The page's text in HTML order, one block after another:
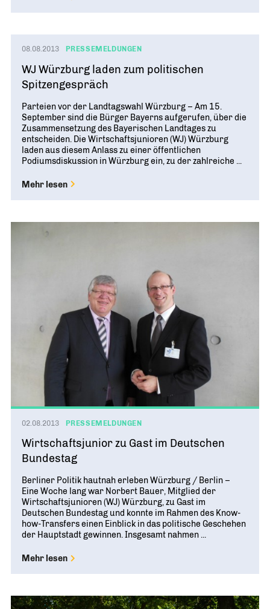
08.08.2013 PRESSEMELDUNGEN
WJ Würzburg laden zum politischen
Spitzengespräch
Parteien vor der Landtagswahl Würzburg – Am 15.
September sind die Bürger Bayerns aufgerufen, über die
Zusammensetzung des Bayerischen Landtages zu
entscheiden. Die Wirtschaftsjunioren (WJ) Würzburg
laden aus diesem Anlass zu einer öffentlichen
Podiumsdiskussion in Würzburg ein, zu der zahlreiche ...
Mehr lesen
02.08.2013 PRESSEMELDUNGEN
Wirtschaftsjunior zu Gast im Deutschen
Bundestag
Berliner Politik hautnah erleben Würzburg / Berlin –
Eine Woche lang war Norbert Bauer, Mitglied der
Wirtschaftsjunioren (WJ) Würzburg, zu Gast im
Deutschen Bundestag und konnte im Rahmen des Know-
how-Transfers einen Einblick in das politische Geschehen
der Hauptstadt gewinnen. Insgesamt nahmen ...
Mehr lesen